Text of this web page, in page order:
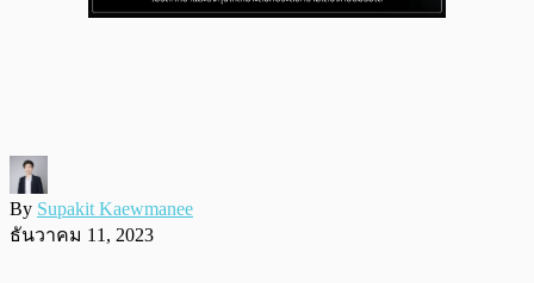
By Supakit Kaewmanee
ธันวาคม 11, 2023